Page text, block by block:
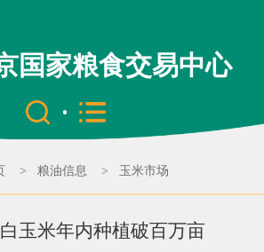
国家粮食交易中心
> 粮油信息 > 玉米市场
玉米年内种植破百万亩